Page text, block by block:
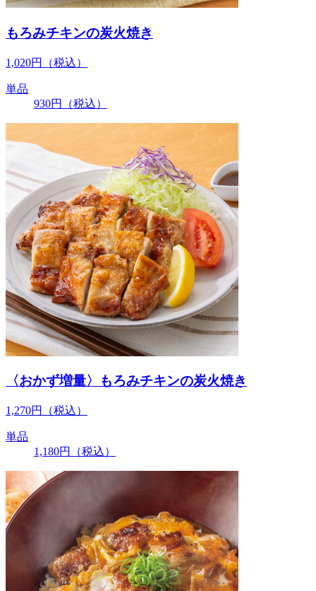
もろみチキンの炭火焼き
1,020円 （税込）
単品
930円 （税込）
〈おかず増量〉もろみチキンの炭火焼き
1,270円 （税込）
単品
1,180円 （税込）